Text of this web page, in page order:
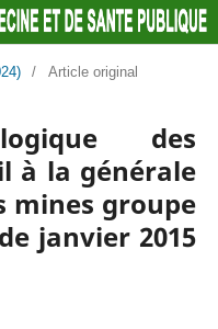
/ Article original
des
à la générale
mines groupe
janvier 2015